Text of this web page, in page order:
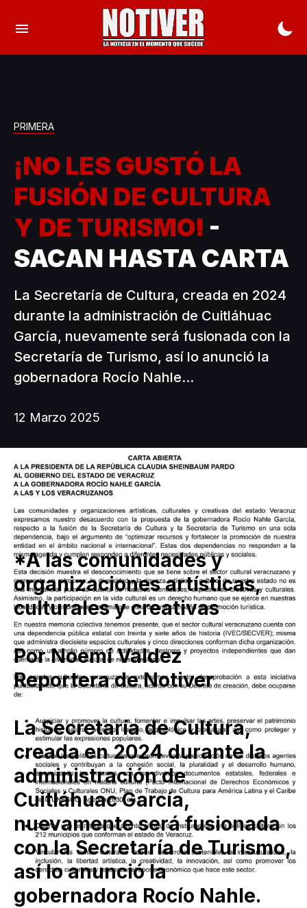
PRIMERA
¡NO LES GUSTÓ LA
FUSIÓN DE CULTURA
Y DE TURISMO! -
SACAN HASTA CARTA
La Secretaría de Cultura, creada en 2024
durante la administración de Cuitláhuac
García, nuevamente será fusionada con la
Secretaría de Turismo, así lo anunció la
gobernadora Rocío Nahle...
12 Marzo 2025
*A las comunidades y
organizaciones artísticas,
culturales y creativas
Por Noemí Valdez
Reportera de Notiver
La Secretaría de Cultura,
creada en 2024 durante la
administración de
Cuitláhuac García,
nuevamente será fusionada
con la Secretaría de Turismo,
así lo anunció la
gobernadora Rocío Nahle.